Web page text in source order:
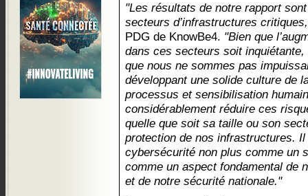
"Les résultats de notre rapport
secteurs d’infrastructures
PDG de KnowBe4. "Bien que
dans ces secteurs soit
que nous ne sommes pas
développant une solide culture de
processus et sensibilisation
considérablement réduire ces
quelle que soit sa taille ou son
protection de nos infrastructures.
cybersécurité non plus comme un
comme un aspect fondamental de
et de notre sécurité nationale."